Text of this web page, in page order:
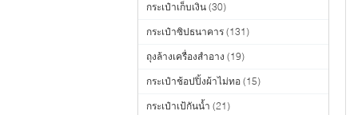
กระเป๋าเก็บเงิน (30)
กระเป๋าซิปธนาคาร (131)
ถุงล้างเครื่องสำอาง (19)
กระเป๋าช้อปปิ้งผ้าไม่ทอ (15)
กระเป๋าเป้กันน้ำ (21)